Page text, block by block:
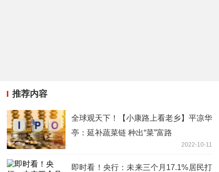
推荐内容
全球观天下！【小康路上看老乡】平凉华
亭：延补蔬菜链 种出“菜”富路
2022-10-11
即时看！央行：未来三个月17.1%居民打